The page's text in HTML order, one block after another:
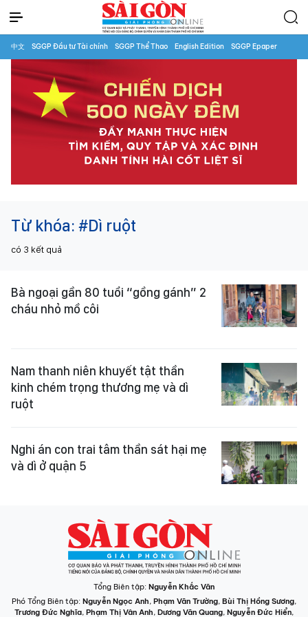
中文 SGGP Đầu tư Tài chính SGGP Thể Thao English Edition SGGP Epaper
Từ khóa: #Dì ruột
có 3 kết quả
Bà ngoại gần 80 tuổi “gồng gánh” 2
cháu nhỏ mồ côi
Nam thanh niên khuyết tật thần
kinh chém trọng thương mẹ và dì
ruột
Nghi án con trai tâm thần sát hại mẹ
và dì ở quận 5
Tổng Biên tập: Nguyễn Khắc Văn
Phó Tổng Biên tập: Nguyễn Ngọc Anh, Phạm Văn Trường, Bùi Thị Hồng Sương,
Trương Đức Nghĩa, Phạm Thị Vân Anh, Dương Văn Quang, Nguyễn Đức Hiển,